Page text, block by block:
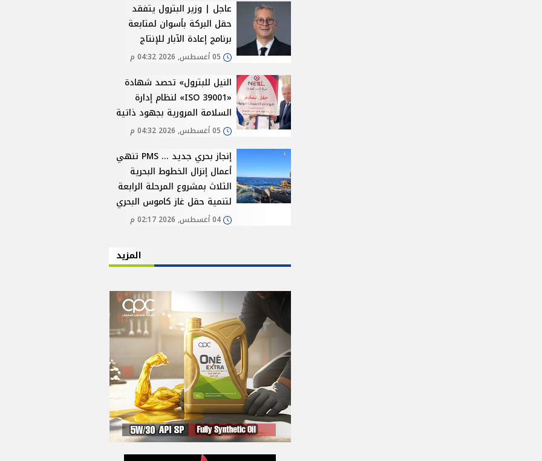
عاجل | وزير البترول يتفقد
حقل البركة بأسوان لمتابعة
برنامج إعادة الآبار للإنتاج
05 أغسطس, 2026 04:32 م
النيل للبترول» تحصد شهادة
«ISO 39001» لنظام إدارة
السلامة المرورية بجهود ذاتية
05 أغسطس, 2026 04:32 م
إنجاز بحري جديد ... PMS تنهي
أعمال إنزال الخطوط البحرية
الثلاث بمشروع المرحلة الرابعة
لتنمية حقل غاز كاموس البحري
04 أغسطس, 2026 02:17 م
المزيد